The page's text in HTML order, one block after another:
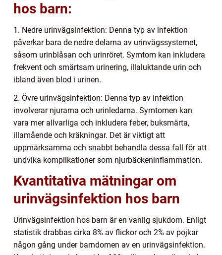
hos barn:
1. Nedre urinvägsinfektion: Denna typ av infektion
påverkar bara de nedre delarna av urinvägssystemet,
såsom urinblåsan och urinröret. Symtom kan inkludera
frekvent och smärtsam urinering, illaluktande urin och
ibland även blod i urinen.
2. Övre urinvägsinfektion: Denna typ av infektion
involverar njurarna och urinledarna. Symtomen kan
vara mer allvarliga och inkludera feber, buksmärta,
illamående och kräkningar. Det är viktigt att
uppmärksamma och snabbt behandla dessa fall för att
undvika komplikationer som njurbäckeninflammation.
Kvantitativa mätningar om
urinvägsinfektion hos barn
Urinvägsinfektion hos barn är en vanlig sjukdom. Enligt
statistik drabbas cirka 8% av flickor och 2% av pojkar
någon gång under barndomen av en urinvägsinfektion.